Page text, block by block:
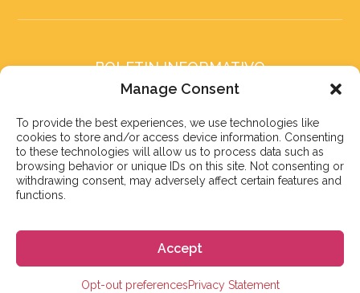
Manage Consent
To provide the best experiences, we use technologies like
cookies to store and/or access device information. Consenting
to these technologies will allow us to process data such as
browsing behavior or unique IDs on this site. Not consenting or
withdrawing consent, may adversely affect certain features and
functions.
Accept
Opt-out preferencesPrivacy Statement
BOLETIN INFORMATIVO
Suscríbete a nuestro boletín
Suscribirse